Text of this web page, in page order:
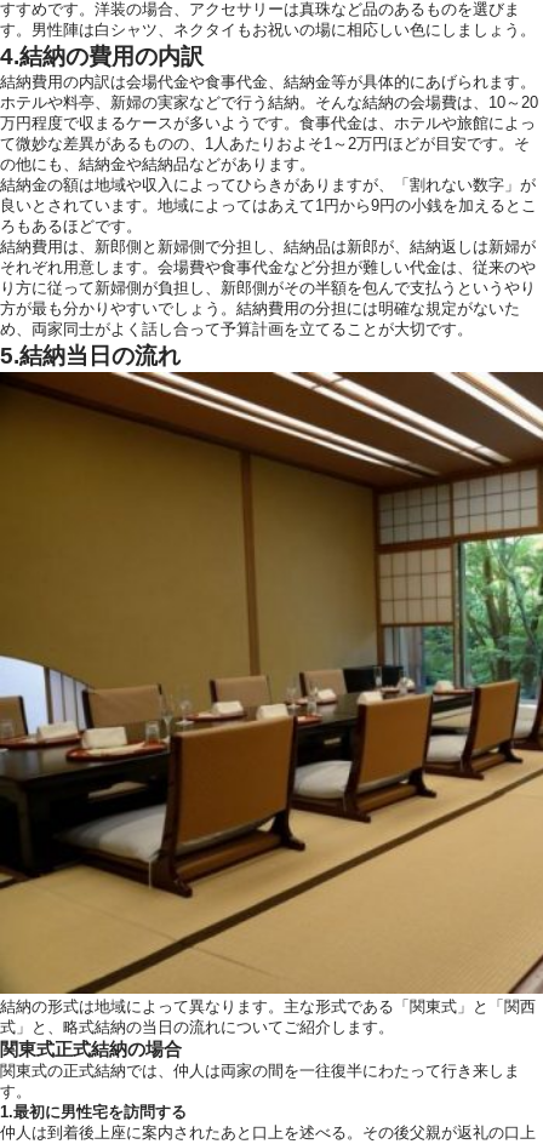
すすめです。洋装の場合、アクセサリーは真珠など品のあるものを選びま
す。男性陣は白シャツ、ネクタイもお祝いの場に相応しい色にしましょう。
4.結納の費用の内訳
結納費用の内訳は会場代金や食事代金、結納金等が具体的にあげられます。
ホテルや料亭、新婦の実家などで行う結納。そんな結納の会場費は、10～20
万円程度で収まるケースが多いようです。食事代金は、ホテルや旅館によっ
て微妙な差異があるものの、1人あたりおよそ1～2万円ほどが目安です。そ
の他にも、結納金や結納品などがあります。
結納金の額は地域や収入によってひらきがありますが、「割れない数字」が
良いとされています。地域によってはあえて1円から9円の小銭を加えるとこ
ろもあるほどです。
結納費用は、新郎側と新婦側で分担し、結納品は新郎が、結納返しは新婦が
それぞれ用意します。会場費や食事代金など分担が難しい代金は、従来のや
り方に従って新婦側が負担し、新郎側がその半額を包んで支払うというやり
方が最も分かりやすいでしょう。結納費用の分担には明確な規定がないた
め、両家同士がよく話し合って予算計画を立てることが大切です。
5.結納当日の流れ
結納の形式は地域によって異なります。主な形式である「関東式」と「関西
式」と、略式結納の当日の流れについてご紹介します。
関東式正式結納の場合
関東式の正式結納では、仲人は両家の間を一往復半にわたって行き来しま
す。
1.最初に男性宅を訪問する
仲人は到着後上座に案内されたあと口上を述べる。その後父親が返礼の口上